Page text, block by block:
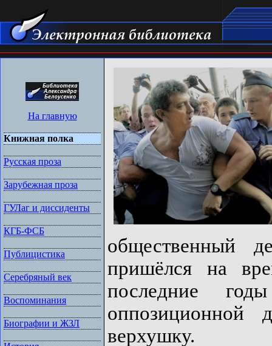
На главную
Книжная полка
Русская проза
Зарубежная проза
ГУЛаг и диссиденты
КГБ-ФСБ
Публицистика
Серебряный век
Воспоминания
Биографии и ЖЗЛ
общественный
пришёлся на
последние
оппозиционной
верхушку.